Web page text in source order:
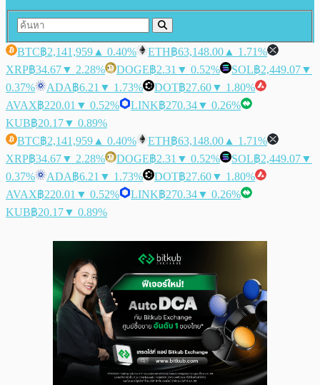
BTC฿2,141,959 ▲ 0.40% ETH฿63,148.00 ▲ 1.71%
XRP฿34.67▼ 2.28% DOGE฿2.31 ▼ 0.52% SOL฿2,449.07▼
0.37%
ADA฿6.21 ▼ 1.73% DOT฿27.60▼ 1.80%
AVAX฿220.01 ▼ 0.52% LINK฿270.34▼ 0.26%
KUB฿20.17▼ 0.89%
BTC฿2,141,959 ▲ 0.40% ETH฿63,148.00 ▲ 1.71%
XRP฿34.67▼ 2.28% DOGE฿2.31 ▼ 0.52% SOL฿2,449.07▼
0.37%
ADA฿6.21 ▼ 1.73% DOT฿27.60▼ 1.80%
AVAX฿220.01 ▼ 0.52% LINK฿270.34▼ 0.26%
KUB฿20.17▼ 0.89%